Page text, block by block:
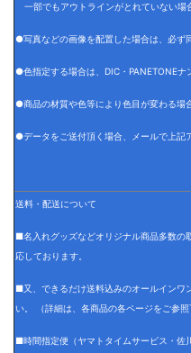
一部でもアウトラインがとれていない場
●写真などの画像を配置した場合は、必ず
●色指定する場合は、DIC・PANETONEナ
●商品の材質や色等により色目が変わる場
●データをご送付頂く場合、メールで上記
送料・配送について
■名入れグッズなどオリジナル商品多数の
応しております。
■又、できるだけ送料込みのオールインワ
い。 （詳細は、各商品の各ページをご参照
■時間指定便（ヤマトタイムサービス・佐